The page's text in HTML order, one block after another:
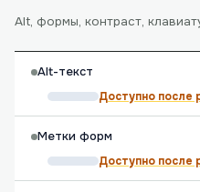
Alt, формы, контраст,
Alt-текст
Доступно после
Метки форм
Доступно после